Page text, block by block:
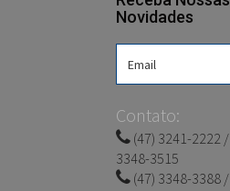
Novidades
Contato:
(47) 3241-2222 /
3348-3515
(47) 3348-3388 /